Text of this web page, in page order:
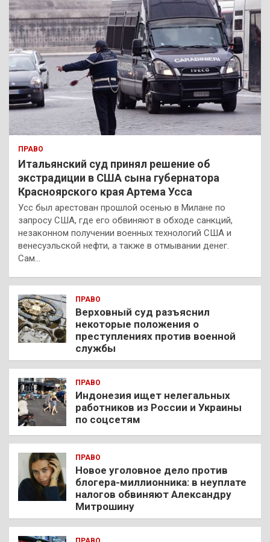
ПРАВО
Итальянский суд принял решение об
экстрадиции в США сына губернатора
Красноярского края Артема Усса
Усс был арестован прошлой осенью в Милане по
запросу США, где его обвиняют в обходе санкций,
незаконном получении военных технологий США и
венесуэльской нефти, а также в отмывании денег.
Сам…
ПРАВО
Верховный суд разъяснил
некоторые положения о
преступлениях против военной
службы
ПРАВО
Индонезия ищет нелегальных
работников из России и Украины
по соцсетям
ПРАВО
Новое уголовное дело против
блогера-миллионника: в неуплате
налогов обвиняют Александру
Митрошину